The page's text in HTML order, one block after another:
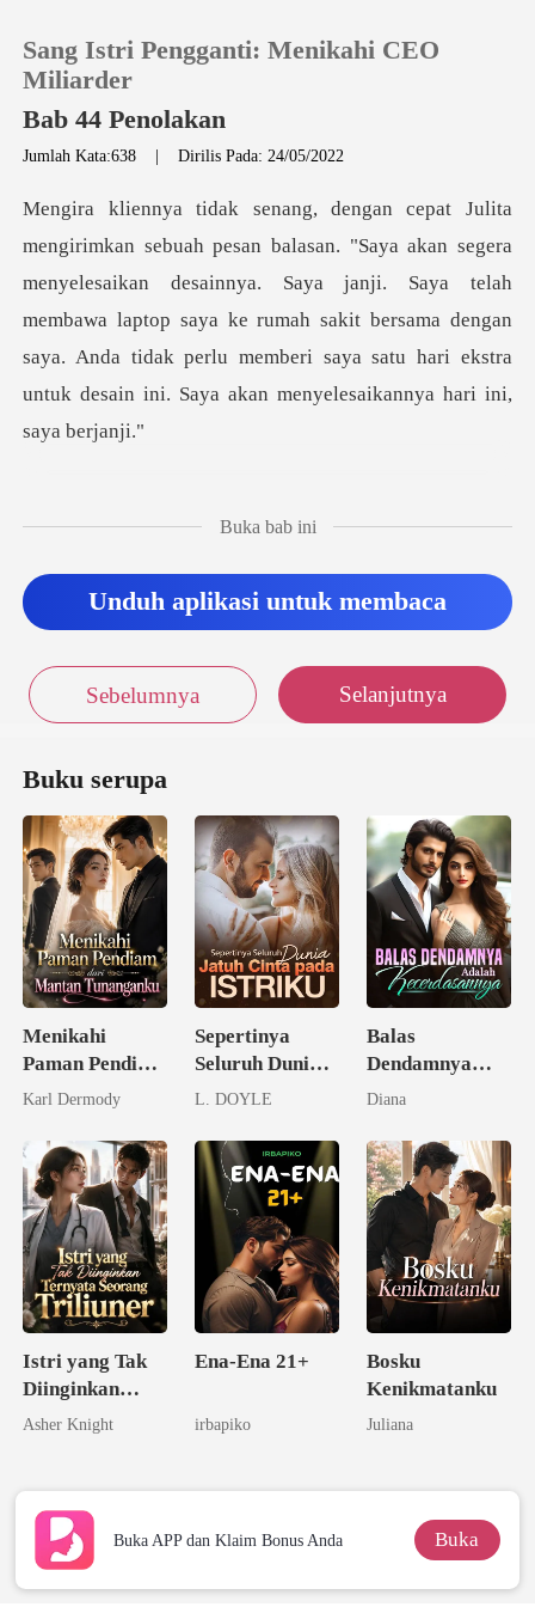
Pengisian Ulang
Riwayat Membaca
Keluar
Sang Istri Pengganti: Menikahi CEO
Miliarder
Bab 44 Penolakan
Jumlah Kata:638 |Dirilis Pada: 24/05/2022
lesaikan desainnya. Saya janji. Saya telah
membawa laptop saya ke rumah sakit bersama dengan
saya. Anda tida
Buka bab ini
Unduh aplikasi untuk membaca
Sebelumnya Selanjutnya
Buku serupa
Menikahi
Paman Pendiam
dari Mantan
Karl Dermody
Sepertinya
Seluruh Dunia
Jatuh Cinta
L. DOYLE
Balas
Dendamnya
Adalah
Diana
Istri yang Tak
Diinginkan
Ternyata
Asher Knight
Ena-Ena 21+
irbapiko
Bosku
Kenikmatanku
Juliana
Buka APP dan Klaim Bonus Anda Buka